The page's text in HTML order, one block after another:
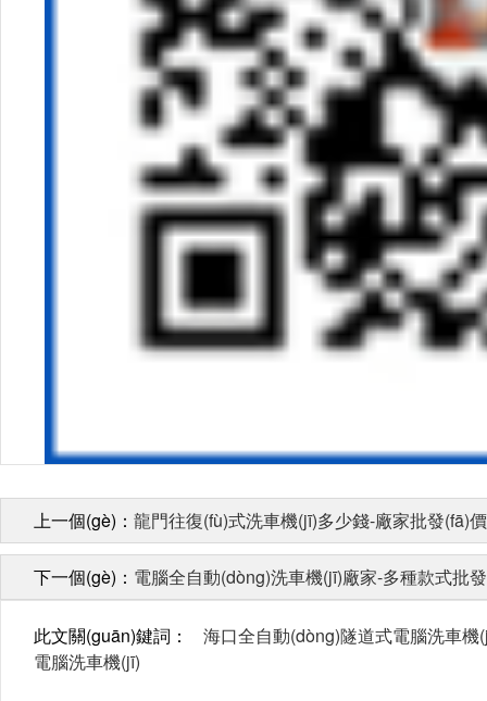
上一個(gè)： 龍門往復(fù)式洗車機(jī)多少錢-廠家批發(fā)
下一個(gè)： 電腦全自動(dòng)洗車機(jī)廠家-多種款式批
此文關(guān)鍵詞：
海口全自動(dòng)隧道式電腦洗車機
電腦洗車機(jī)